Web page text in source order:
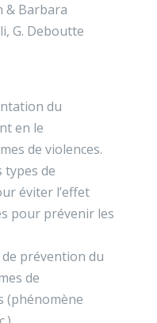
& Barbara
G. Deboutte
du
en le
de violences.
de
éviter l’effet
pour prévenir les
prévention du
de
(phénomène